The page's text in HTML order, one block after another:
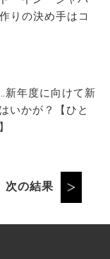
りの決め手はコ
新年度に向けて新
いかが？【ひと
次の結果